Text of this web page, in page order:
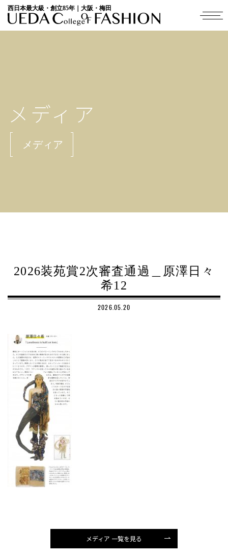
西日本最大級・創立85年｜大阪・梅田
メディア
メディア
2026装苑賞2次審査通過＿原澤日々
希12
2026.05.20
メディア 一覧を見る